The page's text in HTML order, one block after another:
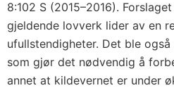
8:102 S (2015–2016).
gjeldende lovverk lider av en
ufullstendigheter. Det ble
som gjør det nødvendig å
annet at kildevernet er under